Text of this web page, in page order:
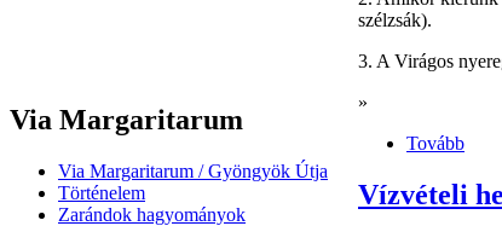
Via Margaritarum
Via Margaritarum / Gyöngyök Útja
Történelem
Zarándok hagyományok
szélzsák).
3. A Virágos
»
Tovább
Vízvételi